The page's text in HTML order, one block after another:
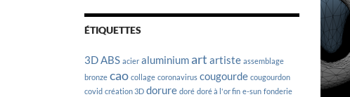
ÉTIQUETTES
3DABS acier aluminium art artiste assemblage
bronze cao collage coronavirus cougourde cougourdon
covid création 3D dorure doré doré à l'or fin e-sun fonderie